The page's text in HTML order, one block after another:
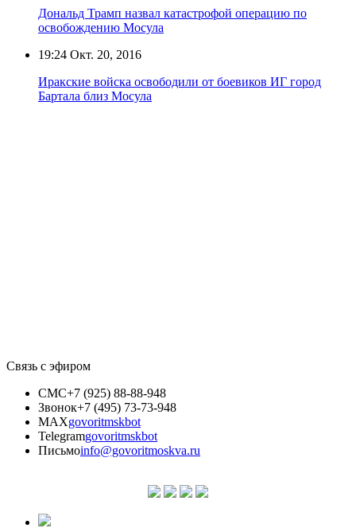
Дональд Трамп назвал катастрофой операцию по
освобождению Мосула
19:24 Окт. 20, 2016
Иракские войска освободили от боевиков ИГ город
Бартала близ Мосула
Связь с эфиром
СМС+7 (925) 88-88-948
Звонок+7 (495) 73-73-948
MAXgovoritmskbot
Telegramgovoritmskbot
Письмоinfo@govoritmoskva.ru